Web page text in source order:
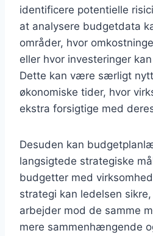
identificere potentielle
at analysere budgetdata
områder, hvor
eller hvor investeringer
Dette kan være særligt
økonomiske tider, hvor
ekstra forsigtige med
Desuden kan
langsigtede strategiske
budgetter med
strategi kan ledelsen
arbejder mod de samme
mere sammenhængende